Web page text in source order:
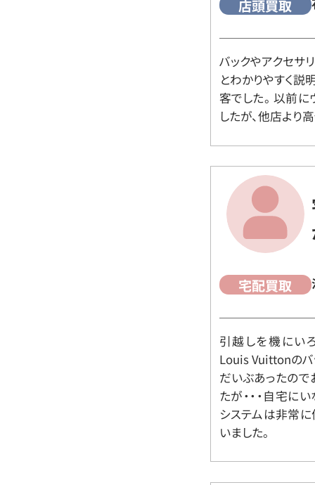
店頭買取
バックやアクセサ
とわかりやすく説
客でした。 以前
したが、他店より
宅配買取
引越しを機にい
Louis Vuittonのバ
だいぶあったので
たが・・・自宅に
システムは非常に
いました。